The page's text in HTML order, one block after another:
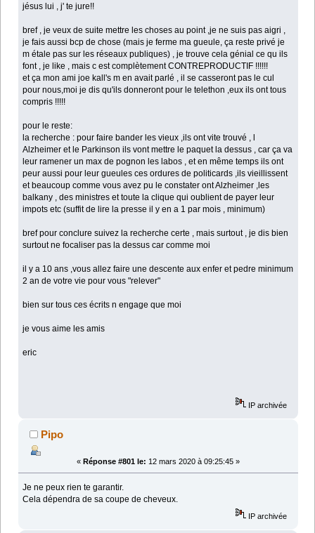
jésus lui , j' te jure!!
bref , je veux de suite mettre les choses au point ,je ne suis pas aigri ,
je fais aussi bcp de chose (mais je ferme ma gueule, ça reste privé je
m étale pas sur les réseaux publiques) , je trouve cela génial ce qu ils
font , je like , mais c est complètement CONTREPRODUCTIF !!!!!!
et ça mon ami joe kall's m en avait parlé , il se casseront pas le cul
pour nous,moi je dis qu'ils donneront pour le telethon ,eux ils ont tous
compris !!!!!
pour le reste:
la recherche : pour faire bander les vieux ,ils ont vite trouvé , l
Alzheimer et le Parkinson ils vont mettre le paquet la dessus , car ça va
leur ramener un max de pognon les labos , et en même temps ils ont
peur aussi pour leur gueules ces ordures de politicards ,ils vieillissent
et beaucoup comme vous avez pu le constater ont Alzheimer ,les
balkany , des ministres et toute la clique qui oublient de payer leur
impots etc (suffit de lire la presse il y en a 1 par mois , minimum)
bref pour conclure suivez la recherche certe , mais surtout , je dis bien
surtout ne focaliser pas la dessus car comme moi
il y a 10 ans ,vous allez faire une descente aux enfer et pedre minimum
2 an de votre vie pour vous "relever"
bien sur tous ces écrits n engage que moi
je vous aime les amis
eric
IP archivée
Pipo
« Réponse #801 le: 12 mars 2020 à 09:25:45 »
Je ne peux rien te garantir.
Cela dépendra de sa coupe de cheveux.
IP archivée